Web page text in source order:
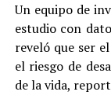
Un equipo de
estudio con
reveló que ser
el riesgo de
de la vida,